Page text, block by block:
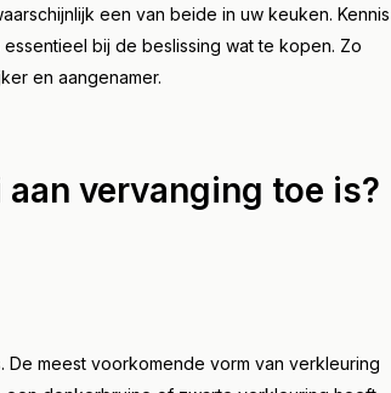
een van beide in uw keuken. Kennis
bij de beslissing wat te kopen. Zo
en aangenamer.
vervanging toe is?
meest voorkomende vorm van verkleuring